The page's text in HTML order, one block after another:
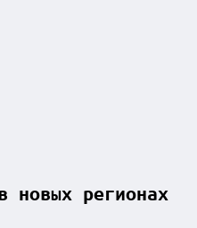
новых регионах